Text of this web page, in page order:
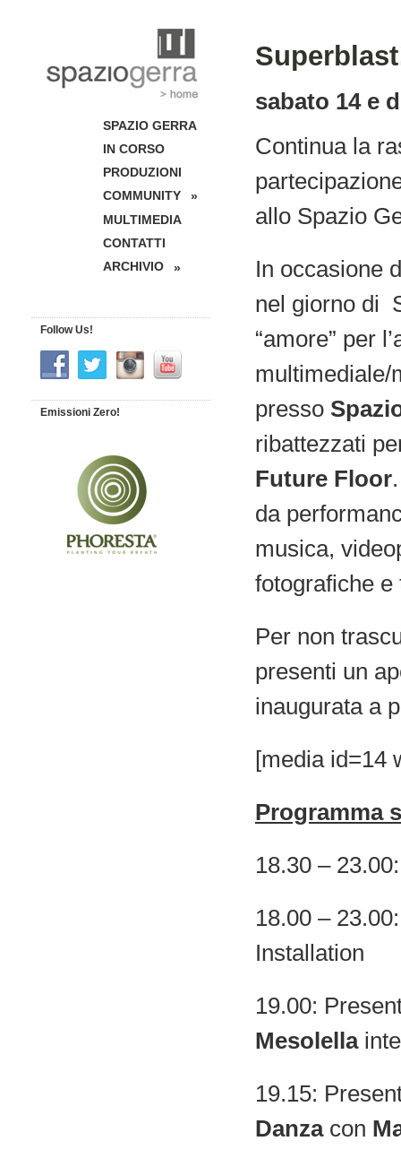
sabato 14 e
Continua la
allo Spazio
In occasione
nel giorno di
“amore” per
multimediale/
presso
ribattezzati
Future Floor
da
musica,
fotografiche e
Per non
presenti un
inaugurata a
[media id=14
Programma
18.30 –
18.00 –
Installation
19.00:
Mesolella
19.15:
Danzacon
SPAZIO GERRA
IN CORSO
PRODUZIONI
COMMUNITY
»
MULTIMEDIA
CONTATTI
ARCHIVIO
»
Follow Us!
Emissioni Zero!